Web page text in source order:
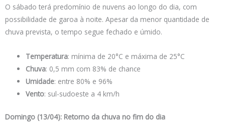
O sábado terá predomínio de nuvens ao longo do dia, com
possibilidade de garoa à noite. Apesar da menor quantidade de
chuva prevista, o tempo segue fechado e úmido.
Temperatura: mínima de 20°C e máxima de 25°C
Chuva: 0,5 mm com 83% de chance
Umidade: entre 80% e 96%
Vento: sul-sudoeste a 4 km/h
Domingo (13/04): Retorno da chuva no fim do dia